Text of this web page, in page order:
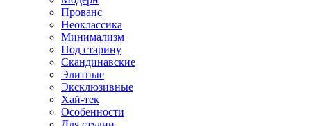
Прованс
Неоклассика
Минимализм
Под старину
Скандинавские
Элитные
Эксклюзивные
Хай-тек
Особенности